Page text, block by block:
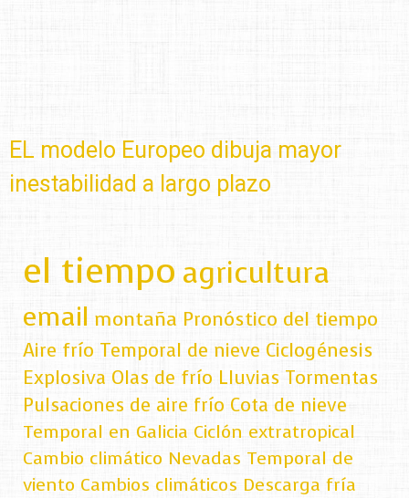
EL modelo Europeo dibuja mayor
inestabilidad a largo plazo
el tiempo agricultura
email montaña Pronóstico del tiempo
Aire frío Temporal de nieve Ciclogénesis
Explosiva Olas de frío Lluvias Tormentas
Pulsaciones de aire frío Cota de nieve
Temporal en Galicia Ciclón extratropical
Cambio climático Nevadas Temporal de
viento Cambios climáticos Descarga fría